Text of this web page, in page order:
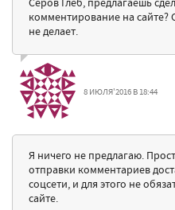
комментирование на сайте?
не делает.
8 ИЮЛЯ'2016 В 18:44
Я ничего не предлагаю.
отправки комментариев
соцсети, и для этого не
сайте.